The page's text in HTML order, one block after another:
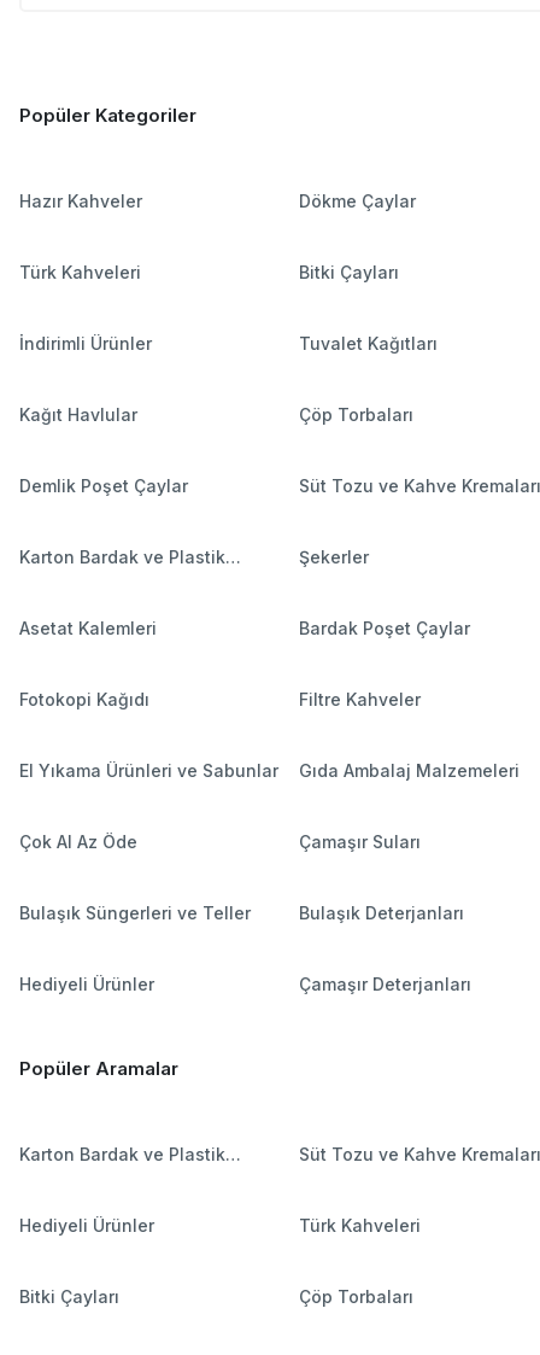
Popüler Kategoriler
Hazır Kahveler Dökme Çaylar
Türk Kahveleri Bitki Çayları
İndirimli Ürünler Tuvalet Kağıtları
Kağıt Havlular Çöp Torbaları
Demlik Poşet Çaylar Süt Tozu ve Kahve Kremaları
Karton Bardak ve Plastik
Şekerler
Asetat Kalemleri Bardak Poşet Çaylar
Fotokopi Kağıdı Filtre Kahveler
El Yıkama Ürünleri ve Sabunlar Gıda Ambalaj Malzemeleri
Çok Al Az Öde Çamaşır Suları
Bulaşık Süngerleri ve Teller Bulaşık Deterjanları
Hediyeli Ürünler Çamaşır Deterjanları
Popüler Aramalar
Karton Bardak ve Plastik
Süt Tozu ve Kahve Kremaları
Hediyeli Ürünler Türk Kahveleri
Bitki Çayları Çöp Torbaları